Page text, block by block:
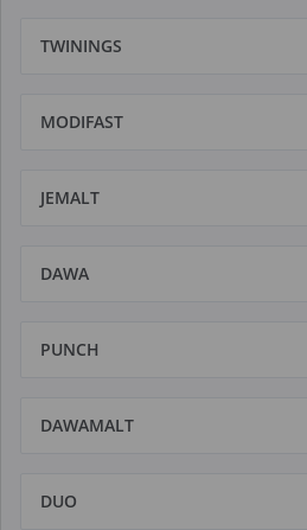
TWININGS
MODIFAST
JEMALT
DAWA
PUNCH
DAWAMALT
DUO